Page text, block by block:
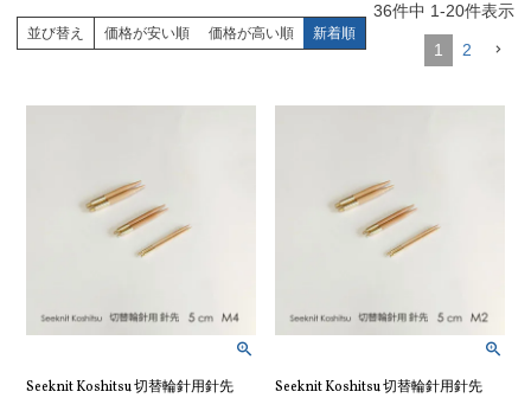
並び替え 価格が安い順 価格が高い順 新着順
36件中 1-20件表示
1 2
Seeknit Koshitsu 切替輪針用針先
Seeknit Koshitsu 切替輪針用針先